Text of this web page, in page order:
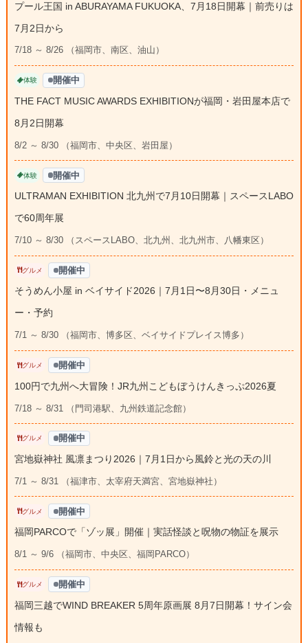
プール王国 in ABURAYAMA FUKUOKA、7月18日開幕｜前売りは
7月2日から
7/18 ～ 8/26 （福岡市、南区、油山）
体験 開催中
THE FACT MUSIC AWARDS EXHIBITIONが福岡・岩田屋本店で
8月2日開幕
8/2 ～ 8/30 （福岡市、中央区、岩田屋）
体験 開催中
ULTRAMAN EXHIBITION 北九州で7月10日開幕｜スペースLABO
で60周年展
7/10 ～ 8/30 （スペースLABO、北九州、北九州市、八幡東区）
グルメ 開催中
そうめん小屋 in ベイサイド2026｜7月1日〜8月30日・メニュ
ー・予約
7/1 ～ 8/30 （福岡市、博多区、ベイサイドプレイス博多）
グルメ 開催中
100円で九州へ大冒険！JR九州こどもぼうけんきっぷ2026夏
7/18 ～ 8/31 （門司港駅、九州鉄道記念館）
グルメ 開催中
宮地嶽神社 風凛まつり2026｜7月1日から風鈴と光の天の川
7/1 ～ 8/31 （福津市、太宰府天満宮、宮地嶽神社）
グルメ 開催中
福岡PARCOで「ゾッ展」開催｜実話怪談と呪物の物証を展示
8/1 ～ 9/6 （福岡市、中央区、福岡PARCO）
グルメ 開催中
福岡三越でWIND BREAKER 5周年原画展 8月7日開幕！サイン会
情報も